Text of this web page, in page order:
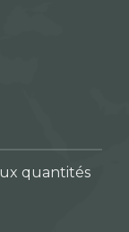
quantités